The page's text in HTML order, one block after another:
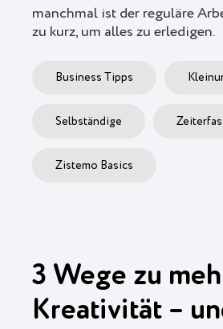
manchmal ist der reguläre
zu kurz, um alles zu erledigen.
Business Tipps
Selbständige
Zistemo Basics
3 Wege zu
Kreativität –